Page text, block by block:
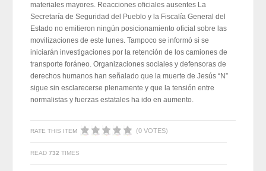
materiales mayores. Reacciones oficiales ausentes La
Secretaría de Seguridad del Pueblo y la Fiscalía General del
Estado no emitieron ningún posicionamiento oficial sobre las
movilizaciones de este lunes. Tampoco se informó si se
iniciarán investigaciones por la retención de los camiones de
transporte foráneo. Organizaciones sociales y defensoras de
derechos humanos han señalado que la muerte de Jesús “N”
sigue sin esclarecerse plenamente y que la tensión entre
normalistas y fuerzas estatales ha ido en aumento.
RATE THIS ITEM (0 VOTES)
READ 732 TIMES